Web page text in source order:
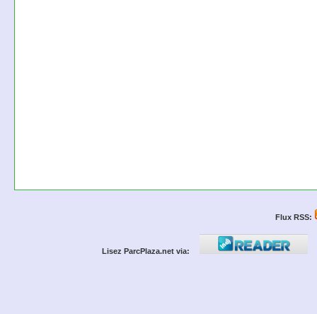
Flux RSS:
Lisez ParcPlaza.net via: